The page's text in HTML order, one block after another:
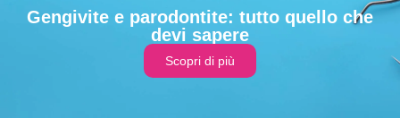
Gengivite e parodontite: tutto quello che
devi sapere
Scopri di più